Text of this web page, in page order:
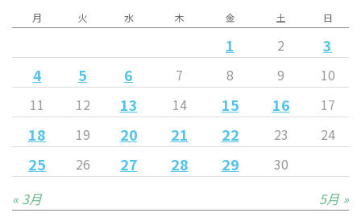
月 火 水 木 金 土 日
1 2
3
4
5 6 7 8 9
10
11
12 13 14 15 16 17
18 19 20 21 22 23 24
25 26 27 28 29
30
« 3月
5月 »